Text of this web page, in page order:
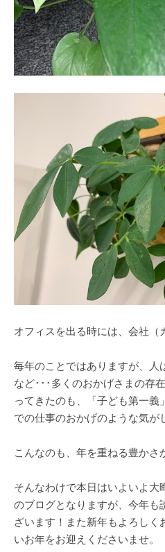
オフィスを出る時には、会社（
毎年のことではありますが、人
など･･･多くのおかげさまの存
ってきたのも、「子ども第一義
での仕事のおかげのような気が
こんなのも、年を重ねる豊かさ
そんなわけで本日はいよいよ大
のブログとなりますが、今年も
ざいます！また新年もよろしく
いお年をお迎えくださいませ。